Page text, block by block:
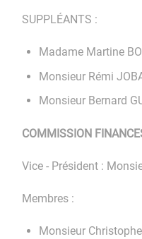
SUPPLÉANTS :
Madame Martine
Monsieur Rémi
Monsieur Bernard
COMMISSION
Vice - Président :
Membres :
Monsieur